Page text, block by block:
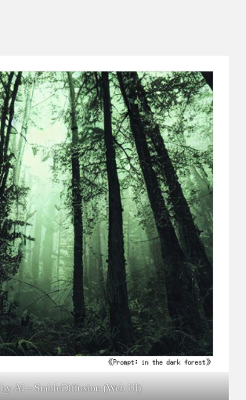
by AI – StableDiffusion (Web UI)